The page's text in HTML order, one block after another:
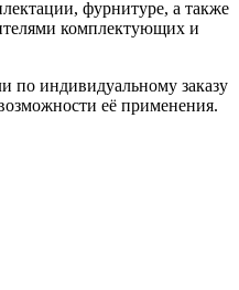
фурнитуре, а также
комплектующих и
по индивидуальному заказу
её применения.